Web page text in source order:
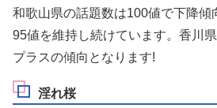
和歌山県の話題数は100値で下降傾
95値を維持し続けています。香川
プラスの傾向となります!
淫れ桜